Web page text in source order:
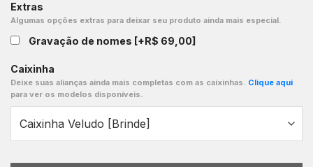
Extras
Algumas opções extras para deixar seu produto ainda mais especial.
Gravação de nomes [+R$ 69,00]
Caixinha
Deixe suas alianças ainda mais completas com as caixinhas. Clique aqui
para ver os modelos disponíveis.